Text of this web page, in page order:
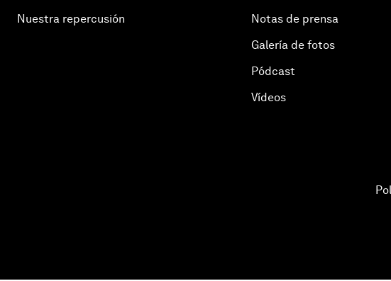
Nuestra repercusión
Notas de prensa
Galería de fotos
Pódcast
Vídeos